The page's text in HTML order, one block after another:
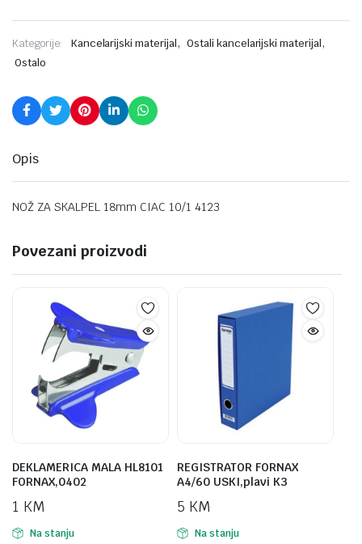
Kategorije: Kancelarijski materijal, Ostali kancelarijski materijal,
Ostalo
Opis
NOŽ ZA SKALPEL 18mm CIAC 10/1 4123
Povezani proizvodi
DEKLAMERICA MALA HL8101
FORNAX,0402
1 KM
Na stanju
REGISTRATOR FORNAX
A4/60 USKI,plavi K3
5 KM
Na stanju